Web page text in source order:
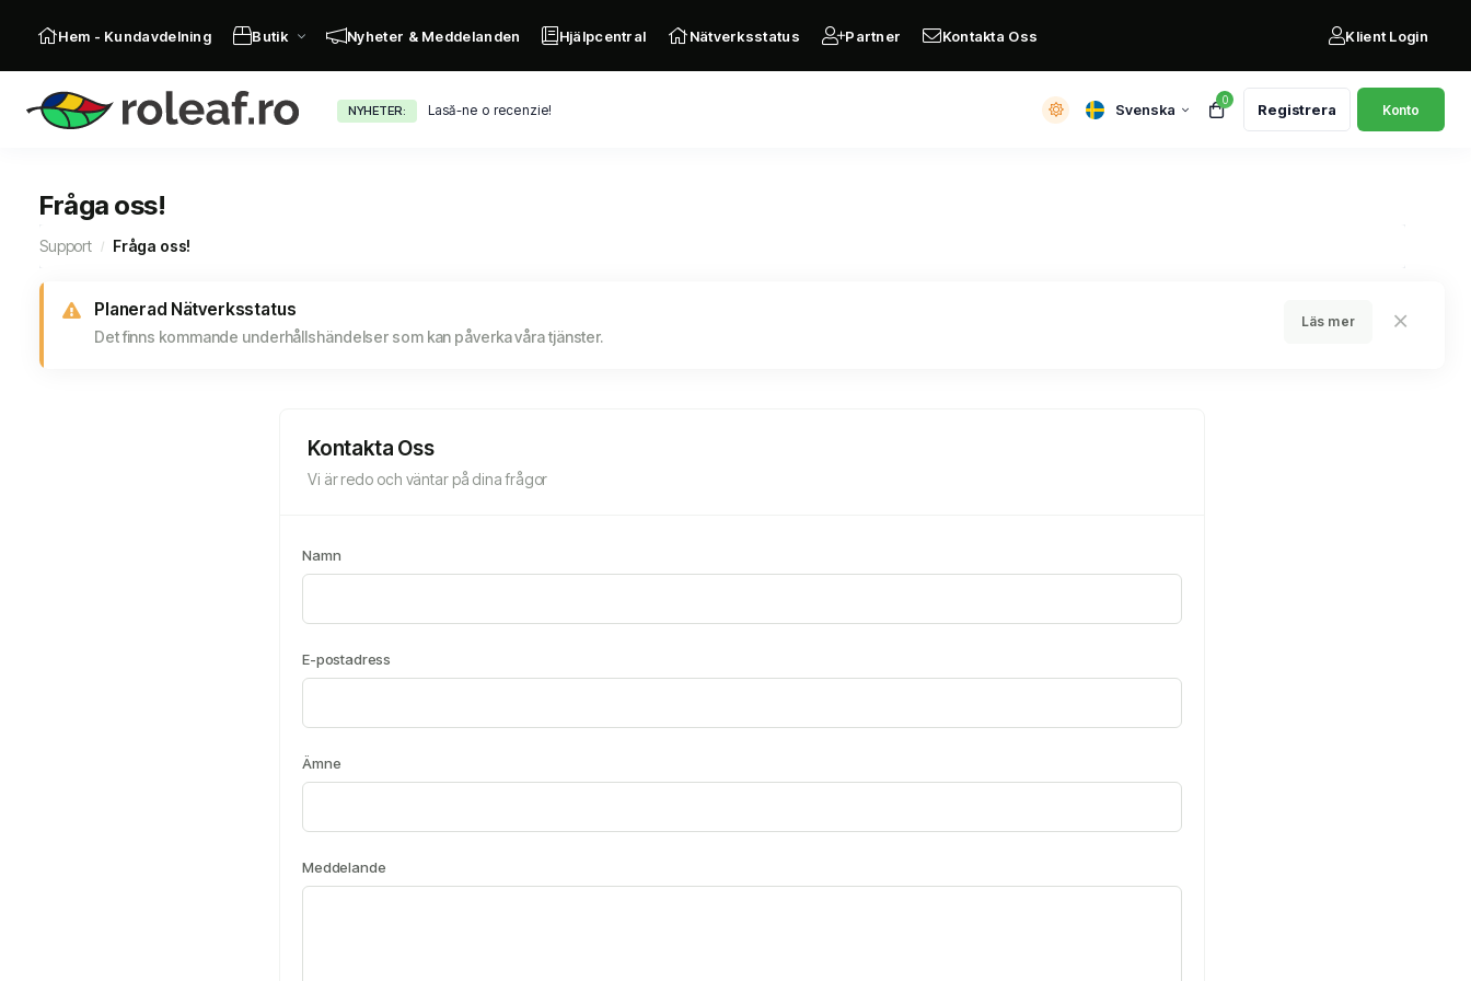
NYHETER: Lasă-ne o recenzie! Svenska
0
Registrera Konto
Hem - Kundavdelning Butik Nyheter & Meddelanden Hjälpcentral Nätverksstatus Partner Kontakta Oss Klient Login
Fråga oss!
Support Fråga oss!
Planerad Nätverksstatus
Det finns kommande underhållshändelser som kan påverka våra tjänster.
Läs mer
Kontakta Oss
Vi är redo och väntar på dina frågor
Namn
E-postadress
Ämne
Meddelande